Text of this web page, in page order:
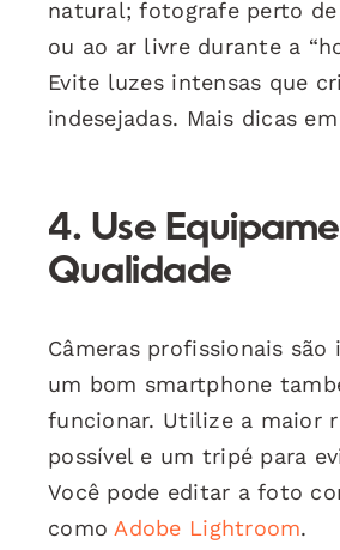
natural; fotografe perto
ou ao ar livre durante a
Evite luzes intensas que
indesejadas. Mais dicas em
4. Use
Qualidade
Câmeras profissionais são
um bom smartphone
funcionar. Utilize a maior
possível e um tripé para
Você pode editar a foto
como Adobe Lightroom.